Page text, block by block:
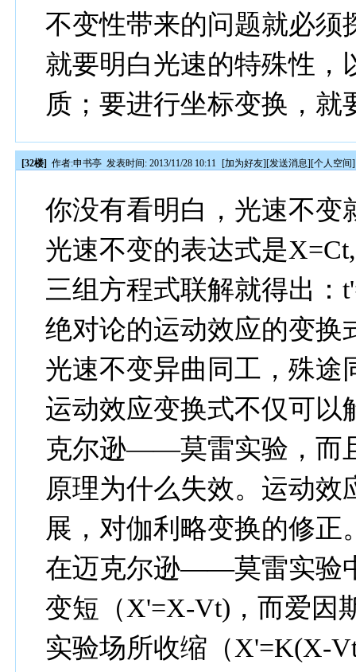
不变性带来的问题就必须
就要明白光速的特殊性，
质；要进行坐标变换，
[32楼] 作者:申书亭 发表时间: 2013/11/28 10:11 [加为好友][发送消息][个人空间]
你没有看明白，光速不变
光速不变的表达式是
三组方程式联解就得出：
绝对论的运动效应的变换
光速不变异曲同工，殊途
运动效应变换式不仅可以
克尔逊——莫雷实验，而
原理为什么失效。运动
展，对伽利略变换的修正
在迈克尔逊——莫雷实验
变短（X'=X-Vt)，而爱因
实验场所收缩（X'=K(X-